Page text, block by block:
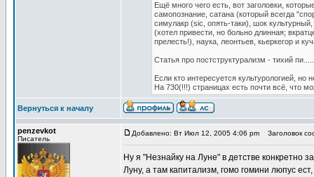
Ещё много чего есть, вот заголовки,
самопознание, сатана (который всегда
симулакр (sic, опять-таки), шок
(хотел привести, но больно длинная;
прелесть!), наука, леонтьев, кьеркегор и
Статья про постструктурализм - тихий
Если кто интересуется культурологией,
На 730(!!!) страницах есть почти всё, что
Вернуться к началу
penzevkot
Писатель
Добавлено: Вт Июл 12, 2005 4:06 pm Заголовок
Ну я "Незнайку на Луне" в детстве
Луну, а там капитализм, гомо гомини люпус